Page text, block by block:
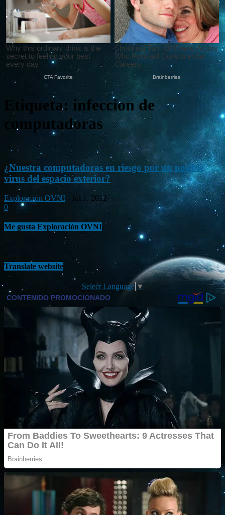
Etiqueta: infeccion de
computadoras
¿Nuestra computadoras en riesgo por un posible
virus del espacio exterior?
Exploración OVNI - Jul 1, 2012
0
Me gusta Exploración OVNI
Translate website
Select Language ▼